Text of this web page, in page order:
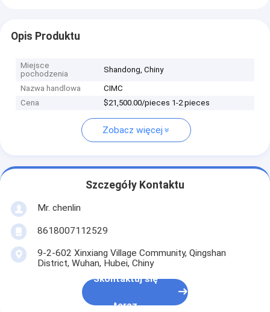
Opis Produktu
Miejsce
pochodzenia
Shandong, Chiny
Nazwa handlowa
CIMC
Cena
$21,500.00/pieces 1-2 pieces
Zobacz więcej
Szczegóły Kontaktu
Mr. chenlin
8618007112529
9-2-602 Xinxiang Village Community, Qingshan
District, Wuhan, Hubei, Chiny
Skontaktuj się
teraz